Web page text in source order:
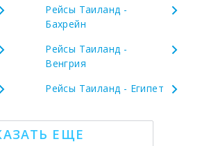
Рейсы Таиланд -
Бахрейн
Рейсы Таиланд -
Венгрия
Рейсы Таиланд - Египет
ЕЩЕ